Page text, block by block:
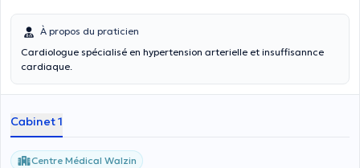
À propos du praticien
Cardiologue spécialisé en hypertension arterielle et insuffisannce
cardiaque.
Cabinet 1
Centre Médical Walzin